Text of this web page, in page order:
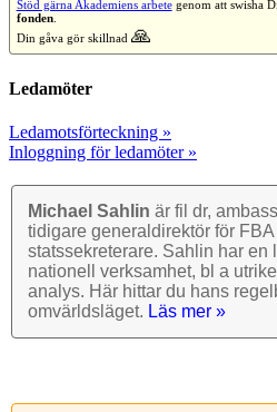
Stöd gärna Akademiens arbetegenom att swisha
fonden.
Din gåva gör skillnad 🙏
Ledamöter
Ledamotsförteckning »
Inloggning för ledamöter »
Michael Sahlin är fil dr,
tidigare general­direktör för
stats­sekre­terare. Sahlin har
nationell verk­samhet, bl a
analys. Här hittar du hans
omvärlds­läget. Läs mer »